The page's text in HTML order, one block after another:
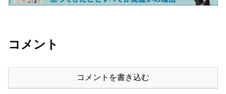
コメント
コメントを書き込む